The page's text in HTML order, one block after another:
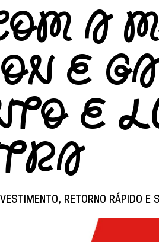
A
E
E
RETORNO RÁPIDO E